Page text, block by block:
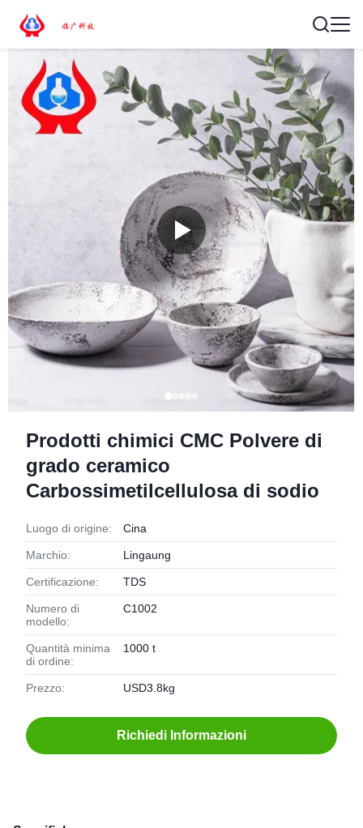
Prodotti chimici CMC Polvere di
grado ceramico
Carbossimetilcellulosa di sodio
Luogo di origine: Cina
Marchio: Lingaung
Certificazione: TDS
Numero di
modello:
C1002
Quantità minima
di ordine:
1000 t
Prezzo: USD3.8kg
Richiedi Informazioni